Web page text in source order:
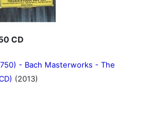
CD
- Bach Masterworks - The
(2013)